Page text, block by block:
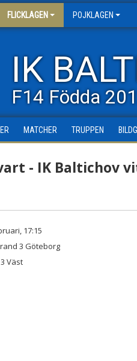
FLICKLAGEN POJKLAGEN
IK
F14 Födda
MATCHER TRUPPEN
- IK Baltichov
17:15
3 Göteborg
Väst